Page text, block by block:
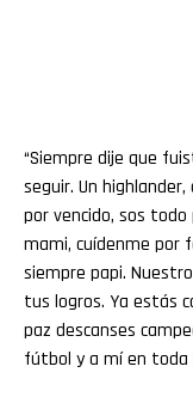
“Siempre dije que
seguir. Un
por vencido, sos
mami, cuídenme por
siempre papi.
tus logros. Ya estás
paz descanses
fútbol y a mí en toda